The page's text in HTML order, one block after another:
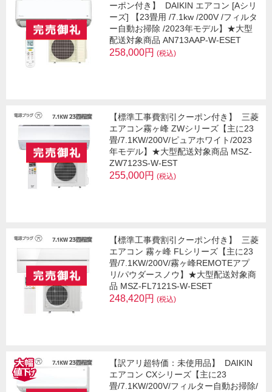
ーポン付き】
DAIKIN エアコン [Aシリ
ーズ] 【23畳用 /7.1kw /200V /フィルタ
ー自動お掃除 /2023年モデル】★大型
配送対象商品 AN713AAP-W-ESET
258,000円 (税込)
【標準工事費割引クーポン付き】
三菱
エアコン霧ヶ峰 ZWシリーズ【主に23
畳/7.1KW/200V/ピュアホワイト/2023
年モデル】★大型配送対象商品 MSZ-
ZW7123S-W-EST
255,000円 (税込)
【標準工事費割引クーポン付き】
三菱
エアコン 霧ヶ峰 FLシリーズ【主に23
畳/7.1KW/200V/霧ヶ峰REMOTEアプ
リ/パウダースノウ】★大型配送対象商
品 MSZ-FL7121S-W-ESET
248,420円 (税込)
【訳アリ超特価：未使用品】
DAIKIN
エアコン CXシリーズ【主に23
畳/7.1KW/200V/フィルター自動お掃除/